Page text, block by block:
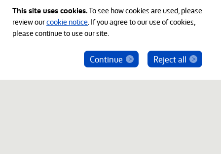
東京大学経済学部学士
ベインキャピタル社員を騙った投資勧誘にご注意
This site uses cookies.To see how cookies are used, please
review ourcookie notice. If you agree to our use of cookies,
please continue to use our site.
Reject all
Continue